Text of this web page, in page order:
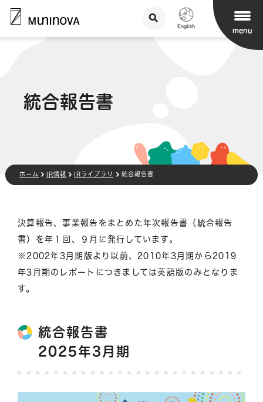
menu
統合報告書
ホーム IR情報 IRライブラリ 統合報告書
決算報告、事業報告をまとめた年次報告書（統合報告
書）を年１回、９月に発行しています。
※2002年3月期版より以前、2010年3月期から2019
年3月期のレポートにつきましては英語版のみとなりま
す。
統合報告書
2025年3月期